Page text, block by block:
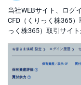
i
D
e
C
o
当社WEBサイト、ログ
CFD（くりっく株365
っく株365）取引サイト